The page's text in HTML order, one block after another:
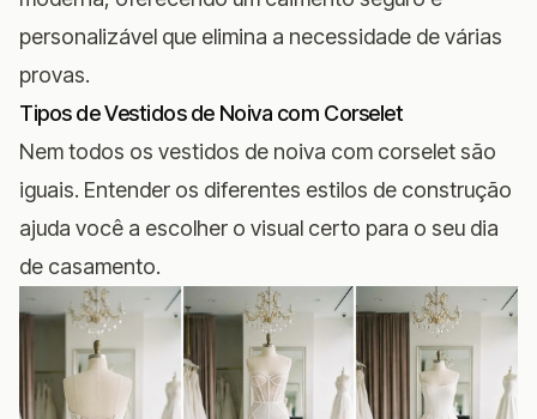
personalizável que elimina a necessidade de várias
provas.
Tipos de Vestidos de Noiva com Corselet
Nem todos os vestidos de noiva com corselet são
iguais. Entender os diferentes estilos de construção
ajuda você a escolher o visual certo para o seu dia
de casamento.